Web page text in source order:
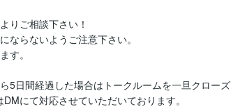
りご相談下さい！
らないようご注意下さい。
す。
5日間経過した場合はトークルームを一旦クローズ
にて対応させていただいております。